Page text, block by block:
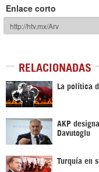
Enlace corto
RELACIONADAS
La política
AKP
Davutoglu
Turquía en